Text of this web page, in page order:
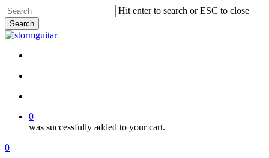
Skip
to
main
content
Hit enter to search or ESC to close
Search
Close
0
was successfully added to your cart.
Menu
search
account
0